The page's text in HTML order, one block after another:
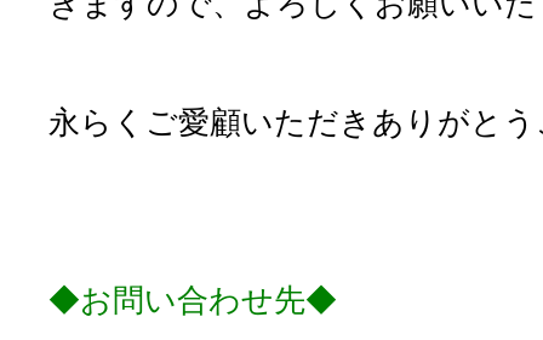
永らくご愛顧いただきありがと
◆お問い合わせ先◆